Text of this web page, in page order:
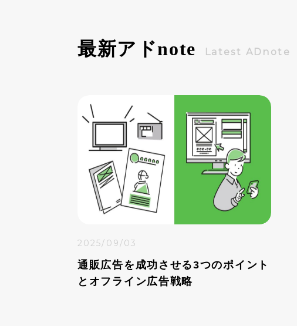
最新アドnote Latest ADnote
2025/09/03
通販広告を成功させる3つのポイント
とオフライン広告戦略